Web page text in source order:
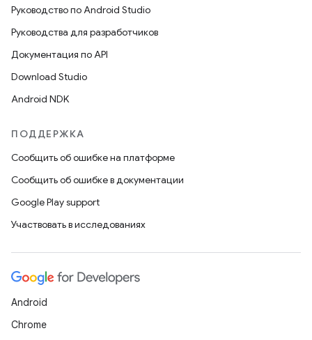
Руководство по Android Studio
Руководства для разработчиков
Документация по API
Download Studio
Android NDK
ПОДДЕРЖКА
Сообщить об ошибке на платформе
Сообщить об ошибке в документации
Google Play support
Участвовать в исследованиях
Android
Chrome